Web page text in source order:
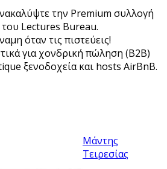
την Premium συλλογή
Lectures Bureau.
όταν τις πιστεύεις!
για χονδρική πώληση (B2B)
ξενοδοχεία και hosts AirBnB.
Μάντης
Τειρεσίας